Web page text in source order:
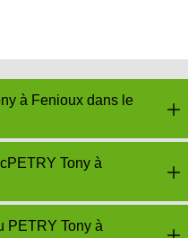
à Fenioux dans le
Tony à
PETRY Tony à